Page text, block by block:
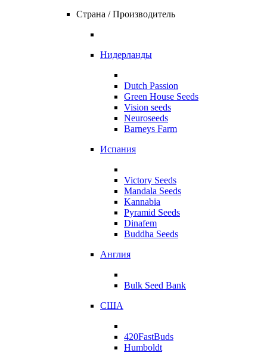
Страна / Производитель
Нидерланды
Dutch Passion
Green House Seeds
Vision seeds
Neuroseeds
Barneys Farm
Испания
Victory Seeds
Mandala Seeds
Kannabia
Pyramid Seeds
Dinafem
Buddha Seeds
Англия
Bulk Seed Bank
США
420FastBuds
Humboldt